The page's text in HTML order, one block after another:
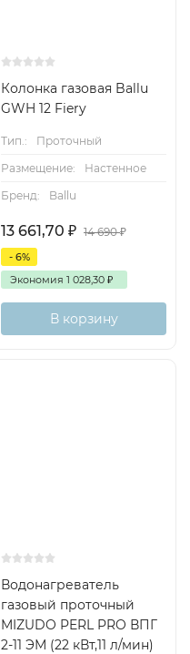
Колонка газовая Ballu
GWH 12 Fiery
Тип.:
Проточный
Размещение:
Настенное
Бренд:
Ballu
13 661,70 ₽ 14 690₽
- 6%
Экономия 1 028,30 ₽
В корзину
Водонагреватель
газовый проточный
MIZUDO PERL PRO ВПГ
2-11 ЭМ (22 кВт,11 л/мин)